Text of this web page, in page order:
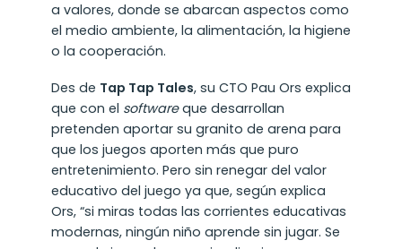
a valores, donde se abarcan aspectos como
el medio ambiente, la alimentación, la higiene
o la cooperación.
Des de Tap Tap Tales, su CTO Pau Ors explica
que con el softwareque desarrollan
pretenden aportar su granito de arena para
que los juegos aporten más que puro
entretenimiento. Pero sin renegar del valor
educativo del juego ya que, según explica
Ors, “si miras todas las corrientes educativas
modernas, ningún niño aprende sin jugar. Se